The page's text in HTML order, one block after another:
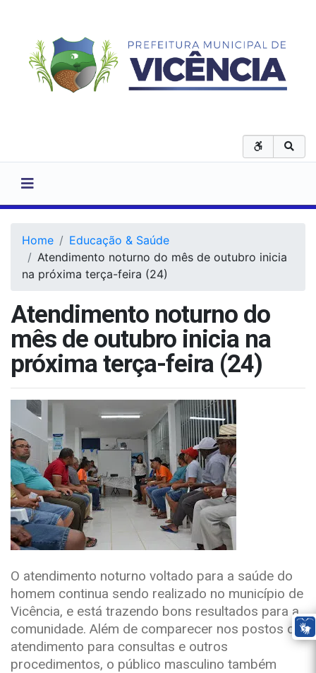
Home
Educação & Saúde
Atendimento noturno do mês de outubro inicia
na próxima terça-feira (24)
Atendimento noturno do
mês de outubro inicia na
próxima terça-feira (24)
O atendimento noturno voltado para a saúde do
homem continua sendo realizado no município de
Vicência, e está trazendo bons resultados para a
comunidade. Além de comparecer nos postos de
atendimento para consultas e outros
procedimentos, o público masculino também